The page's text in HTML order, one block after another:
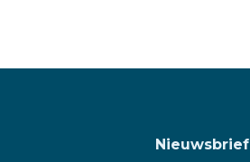
Nieuwsbrief